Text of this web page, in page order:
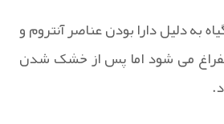
به دلیل دارا بودن عناصر آنتروم و
می شود اما پس از خشک شدن